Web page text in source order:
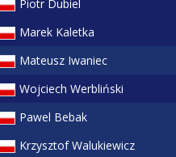
Piotr Dubiel
Marek Kaletka
Mateusz Iwaniec
Wojciech Werbliński
Pawel Bebak
Krzysztof Walukiewicz